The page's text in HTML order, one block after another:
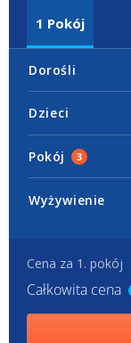
1 Pokój
Dorośli
Dzieci
Pokój 3
Wyżywienie
Cena za 1. pokój
Całkowita cena